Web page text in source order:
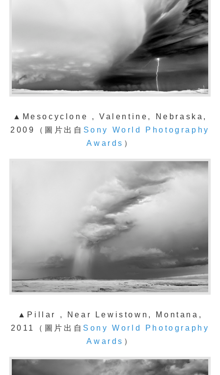
▲Mesocyclone , Valentine, Nebraska,
2009
（ 圖片出自 Sony World Photography
Awards ）
▲Pillar , Near Lewistown, Montana,
2011
（ 圖片出自 Sony World Photography
Awards ）